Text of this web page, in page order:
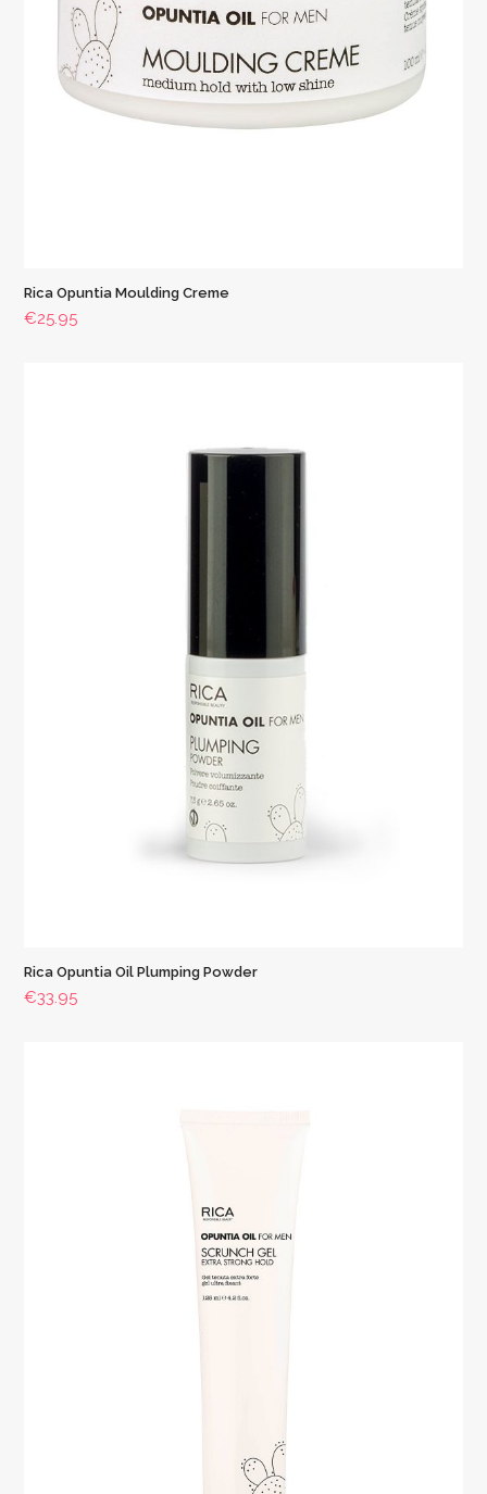
Rica Opuntia Moulding Creme
€25.95
Rica Opuntia Oil Plumping Powder
€33.95